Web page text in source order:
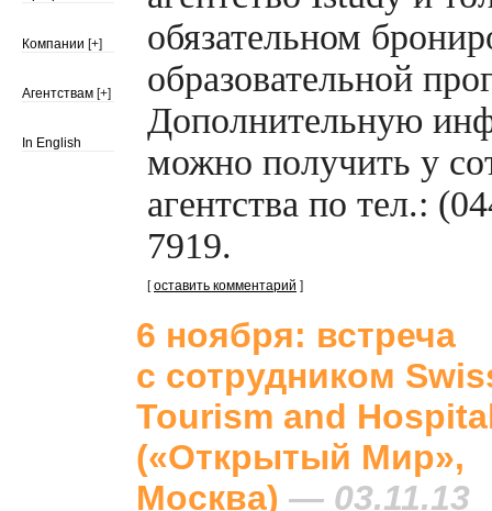
Компании [+]
Агентствам [+]
In English
обязательном
образовательной
Дополнительную
можно получить у
агентства по тел.:
7919.
[оставить комментарий ]
6 ноября: встреча
с сотрудником
Tourism and
(«Открытый Мир»,
Москва) — 03.11.13